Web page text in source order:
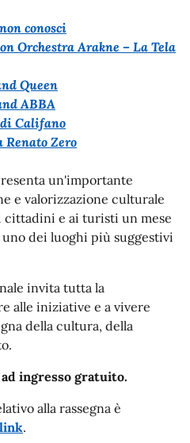
conosci
Orchestra Arakne – La Tela
Queen
ABBA
Califano
Renato Zero
un'importante
e valorizzazione culturale
e ai turisti un mese
dei luoghi più suggestivi
invita tutta la
alle iniziative e a vivere
della cultura, della
ingresso gratuito.
alla rassegna è
link.